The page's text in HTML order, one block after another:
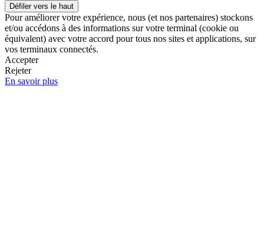
Défiler vers le haut
Pour améliorer votre expérience, nous (et nos partenaires) stockons
et/ou accédons à des informations sur votre terminal (cookie ou
équivalent) avec votre accord pour tous nos sites et applications, sur
vos terminaux connectés.
Accepter
Rejeter
En savoir plus